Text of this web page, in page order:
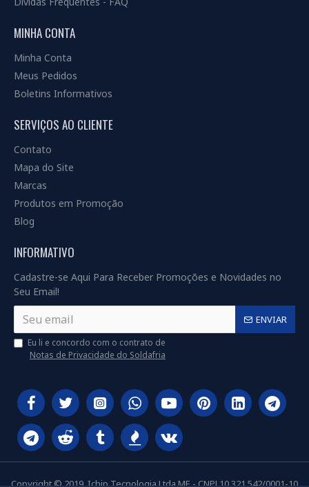
MINHA CONTA
Minha Conta
Meus Pedidos
Boletins Informativos
SERVIÇOS AO CLIENTE
Contato
Mapa do Site
Marcas
Produtos em Promoção
Blog
INFORMATIVO
Cadastre-se Aqui Para Receber Promoções e Novidades no
Seu Email!
ENVIAR
Eu li e concordo com o contrato de
Notas de Privacidade do Soldafria
Copyright © 2019, Ichip Tecnologia Ltda ME - CNPJ 10.321.542/0001-10